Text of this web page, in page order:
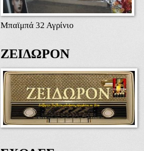
Μπαϊμπά 32 Αγρίνιο
ΖΕΙΔΩΡΟΝ